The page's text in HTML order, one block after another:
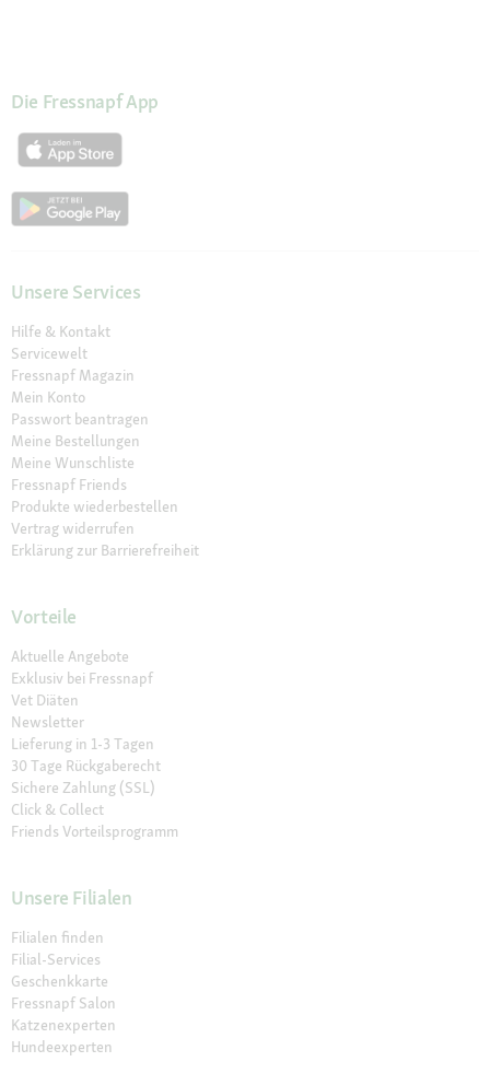
Die Fressnapf App
Unsere Services
Hilfe & Kontakt
Servicewelt
Fressnapf Magazin
Mein Konto
Passwort beantragen
Meine Bestellungen
Meine Wunschliste
Fressnapf Friends
Produkte wiederbestellen
Vertrag widerrufen
Erklärung zur Barrierefreiheit
Vorteile
Aktuelle Angebote
Exklusiv bei Fressnapf
Vet Diäten
Newsletter
Lieferung in 1-3 Tagen
30 Tage Rückgaberecht
Sichere Zahlung (SSL)
Click & Collect
Friends Vorteilsprogramm
Unsere Filialen
Filialen finden
Filial-Services
Geschenkkarte
Fressnapf Salon
Katzenexperten
Hundeexperten